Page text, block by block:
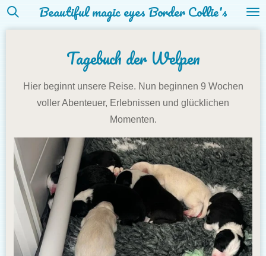
Zum
Hauptinhalt
Beautiful magic eyes Border Collie's
Tagebuch der Welpen
Hier beginnt unsere Reise. Nun beginnen 9 Wochen
voller Abenteuer, Erlebnissen und glücklichen
Momenten.